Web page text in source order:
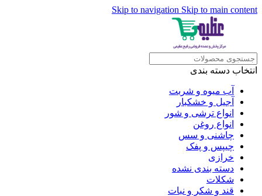
Skip to navigation Skip to main content
انتخاب دسته بندی
آب میوه و شربت
آجیل و خشکبار
انواع ترشی و شور
انواع روغن
چاشنی و سس
چیپس و پفک
خرازی
دسته بندی نشده
شکلات
قند و شکر و نبات